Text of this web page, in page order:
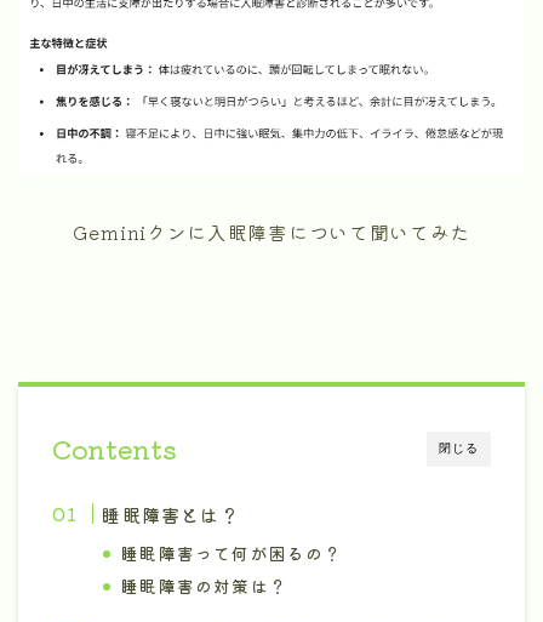
Geminiクンに入眠障害について聞いてみた
閉じる
Contents
睡眠障害とは？
睡眠障害って何が困るの？
睡眠障害の対策は？